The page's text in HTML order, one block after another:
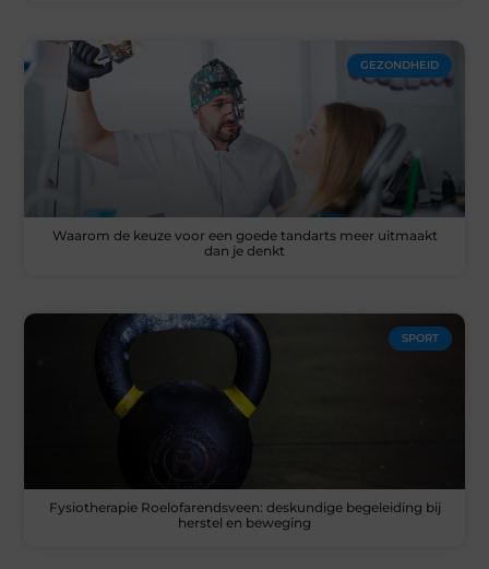
GEZONDHEID
Waarom de keuze voor een goede tandarts meer uitmaakt
dan je denkt
SPORT
Fysiotherapie Roelofarendsveen: deskundige begeleiding bij
herstel en beweging